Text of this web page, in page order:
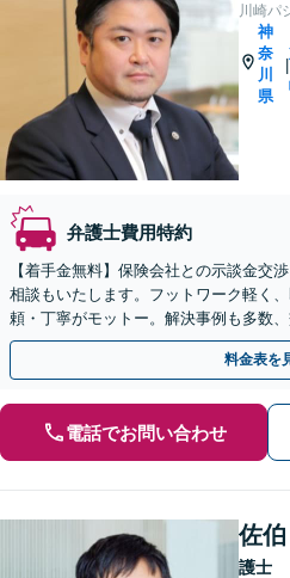
川崎パ
神
奈
川
県
|
弁護士費用特約
【着手金無料】保険会社との示談金交
相談もいたします。フットワーク軽く
頼・丁寧がモットー。解決事例も多数
自負しております。【電話相談可】【
料金表を
電話でお問い合わせ
佐
護士